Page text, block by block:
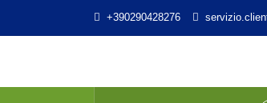
+390290428276